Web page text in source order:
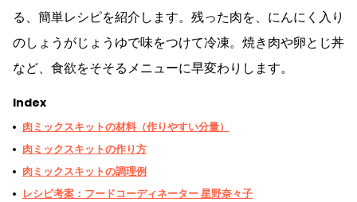
る、簡単レシピを紹介します。残った肉を、にんにく入り
のしょうがじょうゆで味をつけて冷凍。焼き肉や卵とじ丼
など、食欲をそそるメニューに早変わりします。
Index
肉ミックスキットの材料（作りやすい分量）
肉ミックスキットの作り方
肉ミックスキットの調理例
レシピ考案：フードコーディネーター 星野奈々子